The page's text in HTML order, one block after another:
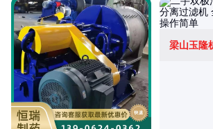
梁山玉隆